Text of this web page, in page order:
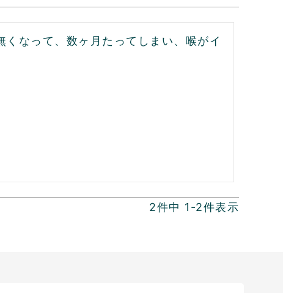
なって、数ヶ月たってしまい、喉がイ
2件中 1 -2件表示